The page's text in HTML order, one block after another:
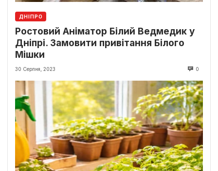
ДНІПРО
Ростовий Аніматор Білий Ведмедик у
Дніпрі. Замовити привітання Білого
Мішки
30 Серпня, 2023 0